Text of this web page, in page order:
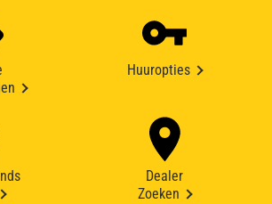
Huuropties
Dealer
Zoeken